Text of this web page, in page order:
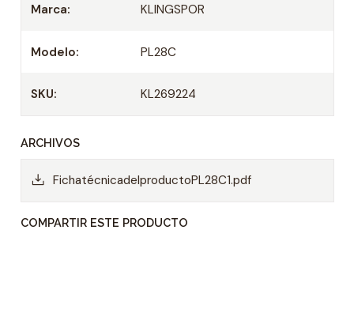
Marca: KLINGSPOR
Modelo: PL28C
SKU: KL269224
ARCHIVOS
FichatécnicadelproductoPL28C1.pdf
COMPARTIR ESTE PRODUCTO